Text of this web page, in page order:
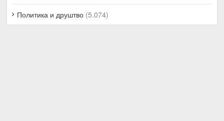
Политика и друштво (5.074)